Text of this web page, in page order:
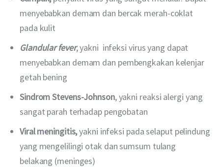
menyebabkan demam dan bercak merah-coklat
pada kulit
Glandular fever, yakni infeksi virus yang dapat
menyebabkan demam dan pembengkakan kelenjar
getah bening
Sindrom Stevens-Johnson, yakni reaksi alergi yang
sangat parah terhadap pengobatan
Viral meningitis,yakni infeksi pada selaput pelindung
yang mengelilingi otak dan sumsum tulang
belakang (meninges)